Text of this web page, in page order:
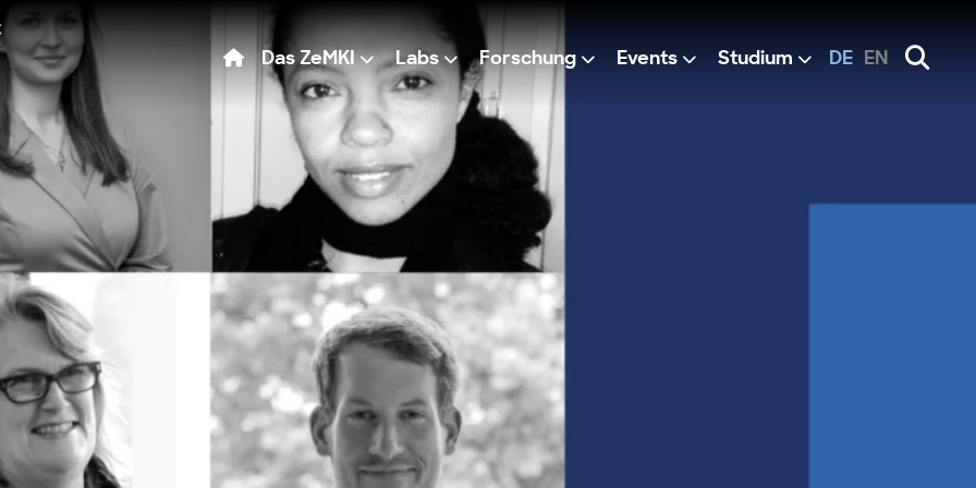
Das ZeMKI Labs Forschung Events Studium DE EN